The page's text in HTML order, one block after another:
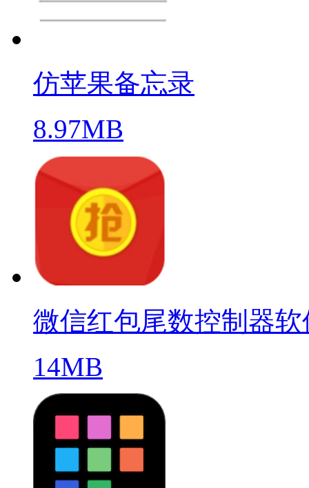
仿苹果备忘录
8.97MB
微信红包尾数控制器软
14MB